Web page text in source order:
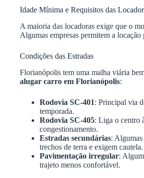
Idade Mínima e Requisitos das
A maioria das locadoras exige que o
Algumas empresas permitem a
Condições das Estradas
Florianópolis tem uma malha viária
alugar carro em Florianópolis:
Rodovia SC-401: Principal via
temporada.
Rodovia SC-405: Liga o centro
congestionamento.
Estradas secundárias:
trechos de terra e exigem cautela.
Pavimentação irregular:
trajeto menos confortável.